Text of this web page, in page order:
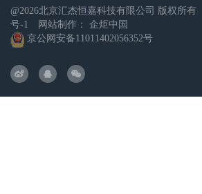
@2026北京汇杰恒嘉科技有限公司 版权所有
号-1 网站制作： 企炬中国
京公网安备11011402056352号